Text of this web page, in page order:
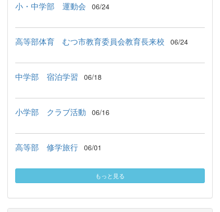
小・中学部 運動会 06/24
高等部体育 むつ市教育委員会教育長来校 06/24
中学部 宿泊学習 06/18
小学部 クラブ活動 06/16
高等部 修学旅行 06/01
もっと見る